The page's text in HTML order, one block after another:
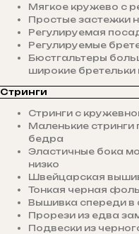
Мягкое кружево с
Простые застежки
Регулируемая
Регулируемые
Бюстгальтеры
широкие бретельки
Стринги
Стринги с
Маленькие
бедра
Эластичные бока
низко
Швейцарская
Тонкая черная
Вышивка спереди в
Прорези из едва
Подвески из